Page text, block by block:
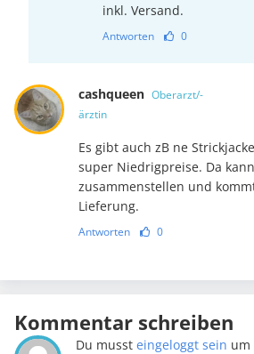
inkl. Versand.
Antworten 0
cashqueen Oberarzt/-
ärztin
Es gibt auch zB ne
super Niedrigpreise. Da
zusammenstellen und
Lieferung.
Antworten 0
Kommentar schreiben
Du mussteingeloggt sein um